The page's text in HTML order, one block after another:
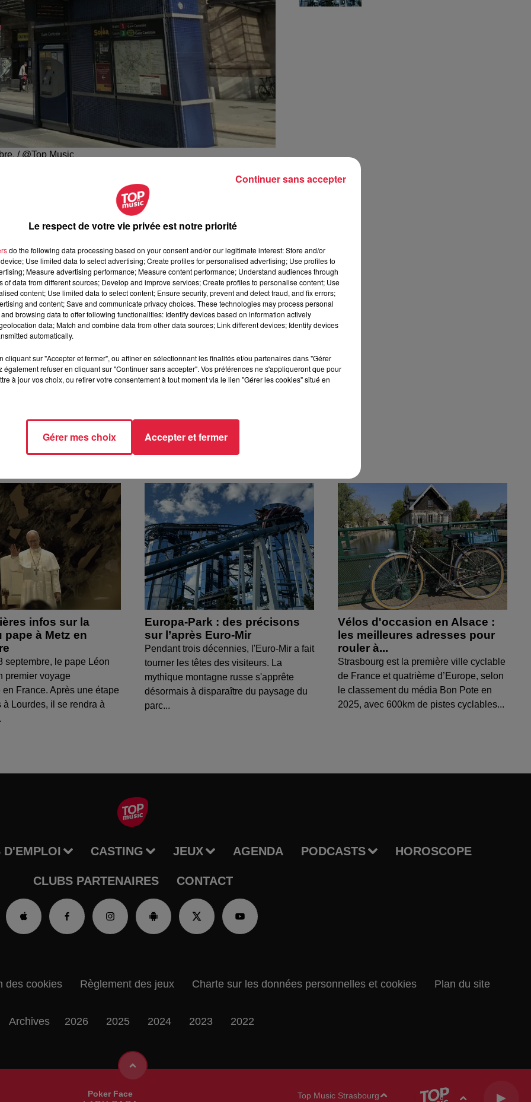
/ @Top Music
Mulhouse, les 24 et 25 octobre ainsi que les 31 octobre et
des cars de substitution (notamment sur la ligne Mulhouse-
vous aussi à des conséquences sur la circulation des
desserviependant ces deux week-ends.
grand-est/horaires/travaux
nœud ferroviaire menés dans le secteur de la gare de Mulhouse
11h04 Céline Rinckel
infos sur la
pape à Metz en
septembre, le pape Léon
premier voyage
France. Après une étape
à Lourdes, il se rendra à
Europa-Park : des précisons
sur l’après Euro-Mir
Pendant trois décennies, l'Euro-Mir a fait
tourner les têtes des visiteurs. La
mythique montagne russe s'apprête
désormais à disparaître du paysage du
parc...
Vélos d'occasion en Alsace :
les meilleures adresses pour
rouler à...
Strasbourg est la première ville cyclable
de France et quatrième d’Europe, selon
le classement du média Bon Pote en
2025, avec 600km de pistes cyclables...
D'EMPLOI CASTING JEUX AGENDA PODCASTS HOROSCOPE
CLUBS PARTENAIRES CONTACT
Poker Face Top Music Strasbourg
des cookies Règlement des jeux Charte sur les données personnelles et cookies Plan du site
Archives 2026 2025 2024 2023 2022
Le respect de votre vie privée est notre priorité
do the following data processing based on your consent and/or our legitimate interest: Store and/or
Use limited data to select advertising; Create profiles for personalised advertising; Use profiles to
Measure advertising performance; Measure content performance; Understand audiences through
of data from different sources; Develop and improve services; Create profiles to personalise content; Use
content; Use limited data to select content; Ensure security, prevent and detect fraud, and fix errors;
and content; Save and communicate privacy choices. These technologies may process personal
browsing data to offer following functionalities: Identify devices based on information actively
data; Match and combine data from other data sources; Link different devices; Identify devices
automatically.
cliquant sur "Accepter et fermer", ou affiner en sélectionnant les finalités et/ou partenaires dans "Gérer
également refuser en cliquant sur "Continuer sans accepter". Vos préférences ne s'appliqueront que pour
à jour vos choix, ou retirer votre consentement à tout moment via le lien "Gérer les cookies" situé en
Gérer mes choix Accepter et fermer
Continuer sans accepter